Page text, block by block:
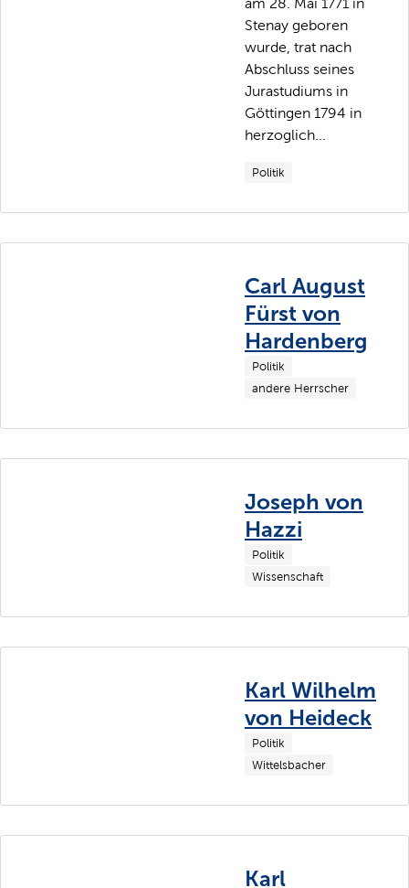
am 28. Mai 1771 in
Stenay geboren
wurde, trat nach
Abschluss seines
Jurastudiums in
Göttingen 1794 in
herzoglich...
Politik
Carl August
Fürst von
Hardenberg
Politik
andere Herrscher
Joseph von
Hazzi
Politik
Wissenschaft
Karl Wilhelm
von Heideck
Politik
Wittelsbacher
Karl